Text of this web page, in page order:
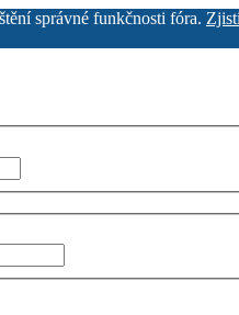
správné funkčnosti fóra.